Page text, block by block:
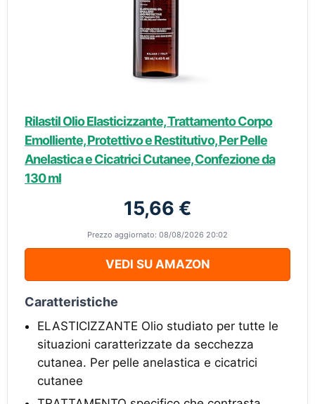
Rilastil Olio Elasticizzante, Trattamento Corpo
Emolliente, Protettivo e Restitutivo, Per Pelle
Anelastica e Cicatrici Cutanee, Confezione da
130 ml
15,66 €
Prezzo aggiornato: 08/08/2026 20:02
VEDI SU AMAZON
Caratteristiche
ELASTICIZZANTE Olio studiato per tutte le
situazioni caratterizzate da secchezza
cutanea. Per pelle anelastica e cicatrici
cutanee